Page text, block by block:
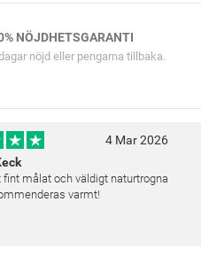
NÖJDHETSGARANTI
nöjd eller pengarna tillbaka.
4 Mar 2026
fint målat och väldigt naturtrogna
varmt!